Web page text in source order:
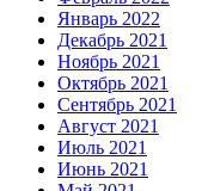
Январь 2022
Декабрь 2021
Ноябрь 2021
Октябрь 2021
Сентябрь 2021
Август 2021
Июль 2021
Июнь 2021